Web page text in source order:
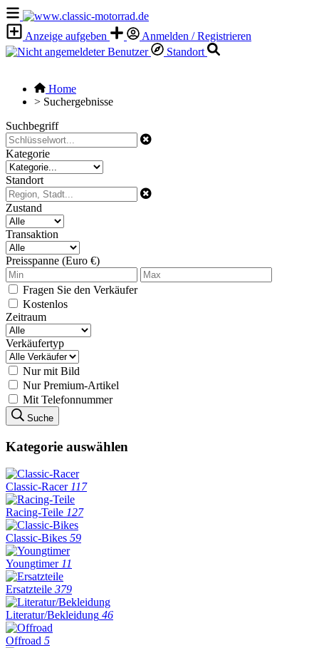
Anzeige aufgeben
Anmelden / Registrieren
Standort
Home
> Suchergebnisse
Suchbegriff
Kategorie
Standort
Zustand
Transaktion
Preisspanne (Euro €)
Fragen Sie den Verkäufer
Kostenlos
Zeitraum
Verkäufertyp
Nur mit Bild
Nur Premium-Artikel
Mit Telefonnummer
Suche
Kategorie auswählen
Classic-Racer 117
Racing-Teile 127
Classic-Bikes 59
Youngtimer 11
Ersatzteile 379
Literatur/Bekleidung 46
Offroad 5